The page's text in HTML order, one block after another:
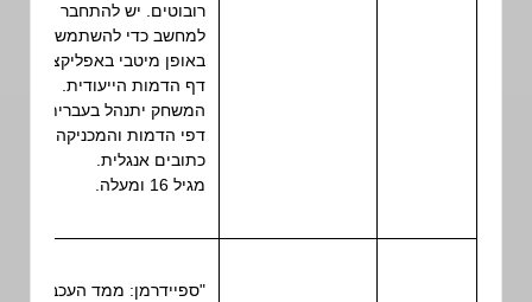
רובוטים. יש להתחבר
למחשב כדי להשתמש
באופן מיטבי באפליקציית
דף הדמות הייעודית.
המשחק יתנהל בעברית, אך
דפי הדמות והמכניקה
כתובים אנגלית.
"ספיידרמן: ממד העכביש"